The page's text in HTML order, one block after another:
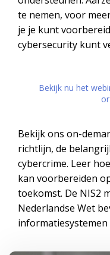
te nemen, voor
je je kunt
cybersecurity kunt
Bekijk nu het
Bekijk ons on-
richtlijn, de
cybercrime. Leer
kan voorbereiden
toekomst. De NIS2
Nederlandse Wet
informatiesystemen